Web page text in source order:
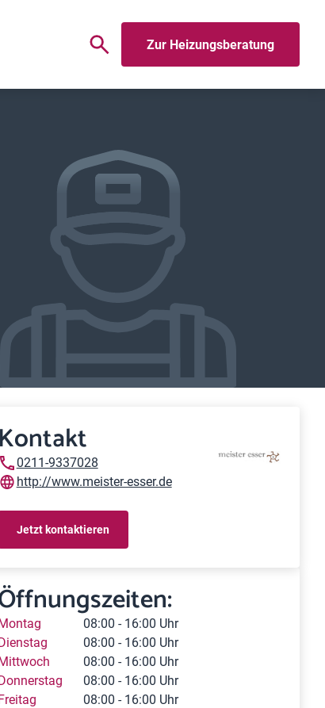
Zur Heizungsberatung
Kontakt
0211-9337028
http://www.meister-esser.de
Jetzt kontaktieren
08:00 - 16:00 Uhr
08:00 - 16:00 Uhr
08:00 - 16:00 Uhr
08:00 - 16:00 Uhr
08:00 - 16:00 Uhr